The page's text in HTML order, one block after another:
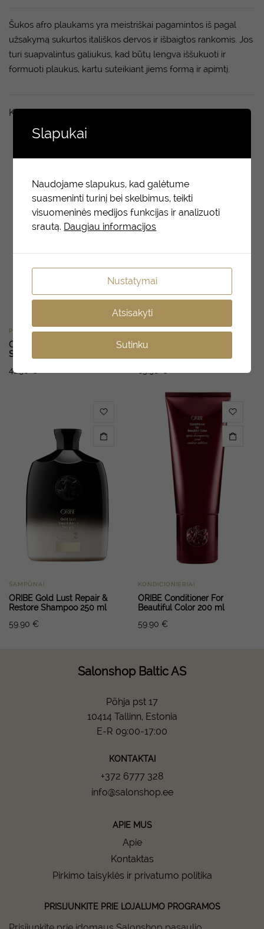
Šukos afro plaukams yra meistriškai pagamintos iš pagal
užsakymą sukurtos itališkos dervos ir išbaigtos rankomis. Jos
turi suapvalintus galiukus, kad būtų lengva iššukuoti ir
formuoti plaukus, kartu suteikiant jiems formą ir apimtį.
Kiti taip pat domėjosi
PURŠKIKLIAI
ORIBE Maximista Thickening
Spray 200 ml
41.90
KONDICIONIERIAI
ORIBE Gold Lust Repair &
ŠAMPŪNAI
ORIBE Gold Lust Repair &
Restore Shampoo 250 ml
59.90 €
KONDICIONIERIAI
ORIBE Conditioner For
Beautiful Color 200 ml
59.90 €
Salonshop Baltic AS
Põhja pst 17
10414 Tallinn, Estonia
E-R 09:00-17:00
KONTAKTAI
+372 6777 328
info@salonshop.ee
APIE MUS
Apie
Kontaktas
Pirkimo taisyklės ir privatumo politika
PRISIJUNKITE PRIE LOJALUMO PROGRAMOS
Slapukai
Naudojame slapukus, kad galėtume
suasmeninti turinį bei skelbimus, teikti
visuomeninės medijos funkcijas ir analizuoti
srautą. Daugiau informacijos
Nustatymai
Atsisakyti
Sutinku